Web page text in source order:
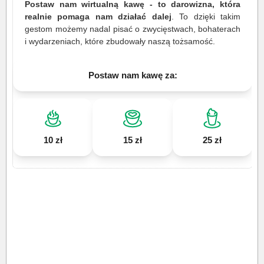
Postaw nam wirtualną kawę - to darowizna, która
realnie pomaga nam działać dalej . To dzięki takim
gestom możemy nadal pisać o zwycięstwach, bohaterach
i wydarzeniach, które zbudowały naszą tożsamość.
Postaw nam kawę za:
10 zł 15 zł 25 zł